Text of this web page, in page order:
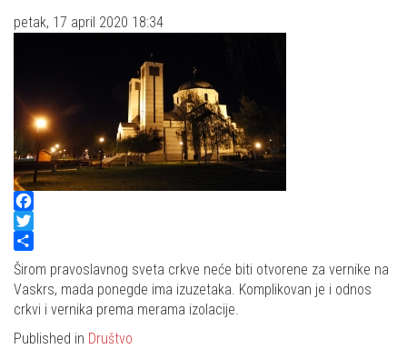
petak, 17 april 2020 18:34
Facebook
Twitter
Share
Širom pravoslavnog sveta crkve neće biti otvorene za vernike na
Vaskrs, mada ponegde ima izuzetaka. Komplikovan je i odnos
crkvi i vernika prema merama izolacije.
Published in Društvo